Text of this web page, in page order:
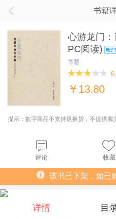
书籍
心游龙门
PC阅读)
肖慧
￥ 13.80
提示：数字商品不支持退换货，不提供源
评论 收藏
该书已下架，如已
详情 目